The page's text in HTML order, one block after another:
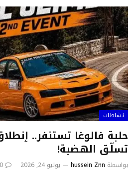
نشاطات
حلبة فالوغا تستنفر..
تسلّق الهضبة!
بواسطة hussein Znn يوليو 24, 2026 0